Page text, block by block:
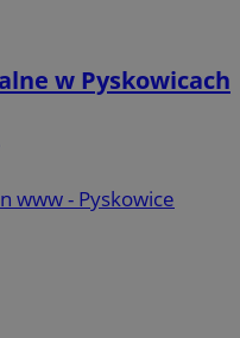
w Pyskowicach
www - Pyskowice